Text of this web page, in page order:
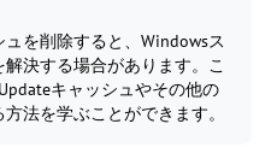
を削除すると、Windowsス
決する場合があります。こ
キャッシュやその他の
法を学ぶことができます。